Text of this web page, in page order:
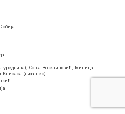
уредница), Соња Веселиновић, Милица
(дизајнер)